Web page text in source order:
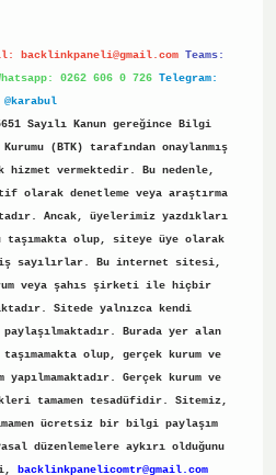
backlinkpaneli@gmail.com Teams:
0262 606 0 726 Telegram:
@karabul
Sayılı Kanun gereğince Bilgi
(BTK) tarafından onaylanmış
hizmet vermektedir. Bu nedenle,
denetleme veya araştırma
Ancak, üyelerimiz yazdıkları
olup, siteye üye olarak
sayılırlar. Bu internet sitesi,
veya şahıs şirketi ile hiçbir
Sitede yalnızca kendi
paylaşılmaktadır. Burada yer alan
olup, gerçek kurum ve
Gerçek kurum ve
tamamen tesadüfidir. Sitemiz,
ücretsiz bir bilgi paylaşım
düzenlemelere aykırı olduğunu
backlinkpanelicomtr@gmail.com